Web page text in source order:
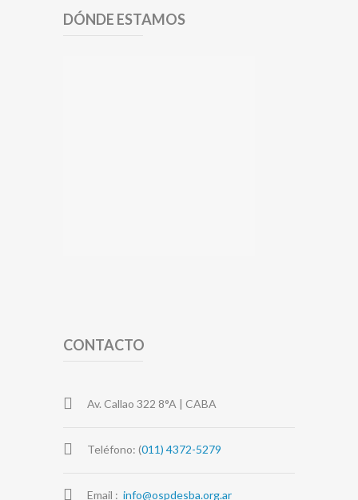
DÓNDE ESTAMOS
CONTACTO
Av. Callao 322 8°A | CABA
Teléfono: (011) 4372-5279
Email : info@ospdesba.org.ar